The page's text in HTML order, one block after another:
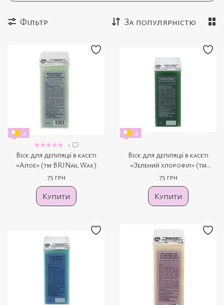
Фільтр За популярністю
4
1
Віск для депіляції в касеті
«Алое» (тм BRINail Wax)
75 грн
Купити
4
Віск для депіляції в касеті
«Зелений хлорофіл» (тм
BRINail Wax)
75 грн
Купити